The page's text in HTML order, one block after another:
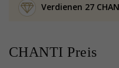
Verdienen 27
CHANTI Preis